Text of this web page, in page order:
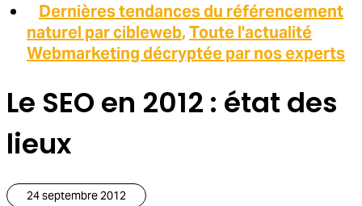
Dernières tendances du référencement
naturel par cibleweb,Toute l'actualité
Webmarketing décryptée par nos experts
Le SEO en 2012 : état des
lieux
24 septembre 2012